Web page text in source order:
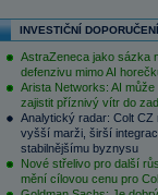
INVESTIČNÍ DOPORUČENÍ
AstraZeneca jako sázka
defenzivu mimo AI
Arista Networks: AI může
zajistit příznivý vítr do zad
Analytický radar: Colt CZ
vyšší marži, širší
stabilnějšímu byznysu
Nové střelivo pro další
mění cílovou cenu pro